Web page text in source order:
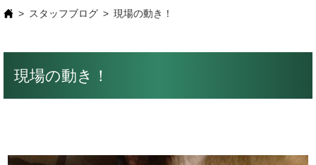
スタッフブログ 現場の動き！
現場の動き！